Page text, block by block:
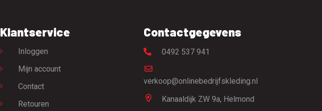
Klantservice
Inloggen
Mijn account
Contact
Retouren
Contactgegevens
0492 537 941
verkoop@onlinebedrijfskleding.nl
Kanaaldijk ZW 9a, Helmond